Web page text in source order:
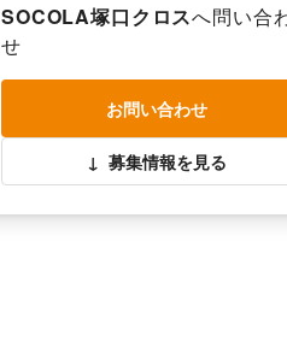
SOCOLA塚口クロスへ問い合
せ
お問い合わせ
↓ 募集情報を見る